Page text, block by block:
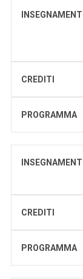
CREDITI
PROGRAMMA
CREDITI
PROGRAMMA